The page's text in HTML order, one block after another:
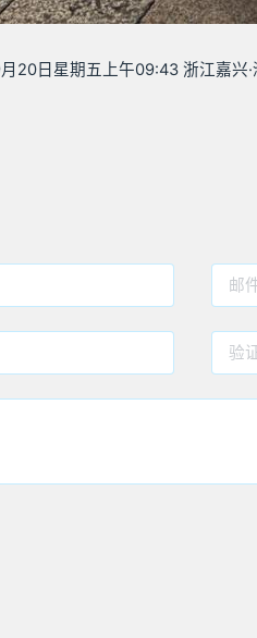
20日星期五上午09:43 浙江嘉兴